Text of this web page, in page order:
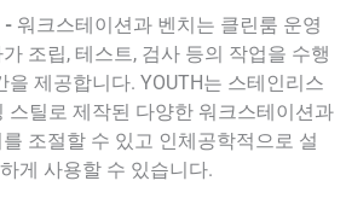
- 워크스테이션과 벤치는 클린룸 운영
조립, 테스트, 검사 등의 작업을 수행
을 제공합니다. YOUTH는 스테인리스
스틸로 제작된 다양한 워크스테이션과
조절할 수 있고 인체공학적으로 설
게 사용할 수 있습니다.